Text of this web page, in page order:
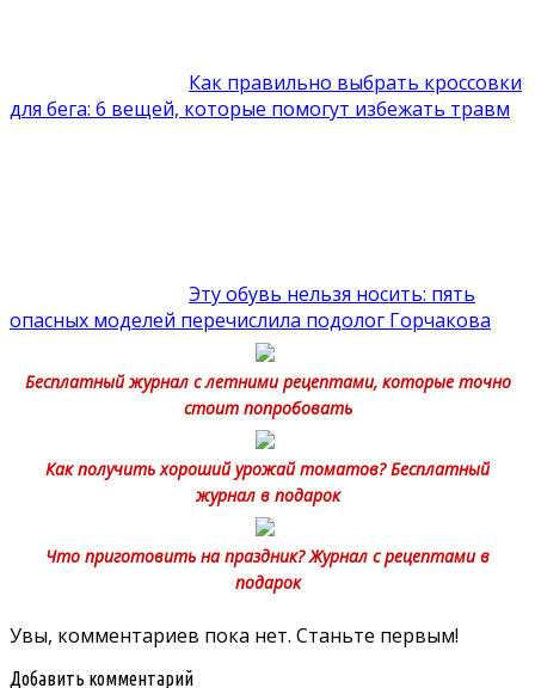
Как правильно выбрать кроссовки
для бега: 6 вещей, которые помогут избежать травм
Эту обувь нельзя носить: пять
опасных моделей перечислила подолог Горчакова
Бесплатный журнал с летними рецептами, которые точно
стоит попробовать
Как получить хороший урожай томатов? Бесплатный
журнал в подарок
Что приготовить на праздник? Журнал с рецептами в
подарок
Увы, комментариев пока нет. Станьте первым!
Добавить комментарий